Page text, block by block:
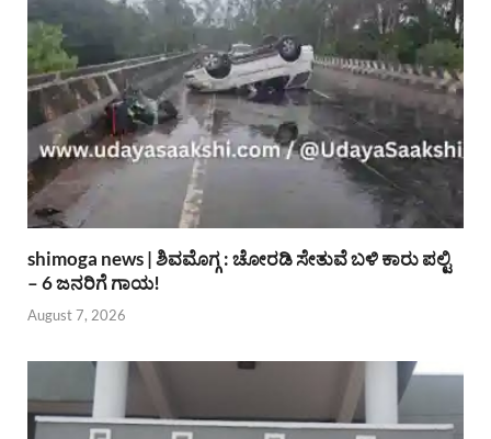
shimoga news | ಶಿವಮೊಗ್ಗ : ಚೋರಡಿ ಸೇತುವೆ ಬಳಿ ಕಾರು ಪಲ್ಟಿ
– 6 ಜನರಿಗೆ ಗಾಯ!
August 7, 2026